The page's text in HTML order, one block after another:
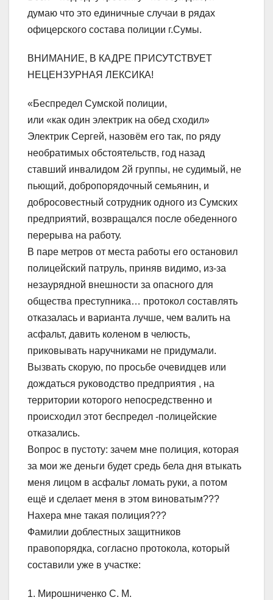
думаю что это единичные случаи в рядах
офицерского состава полиции г.Сумы.
ВНИМАНИЕ, В КАДРЕ ПРИСУТСТВУЕТ
НЕЦЕНЗУРНАЯ ЛЕКСИКА!
«Беспредел Сумской полиции,
или «как один электрик на обед сходил»
Электрик Сергей, назовём его так, по ряду
необратимых обстоятельств, год назад
ставший инвалидом 2й группы, не судимый, не
пьющий, добропорядочный семьянин, и
добросовестный сотрудник одного из Сумских
предприятий, возвращался после обеденного
перерыва на работу.
В паре метров от места работы его остановил
полицейский патруль, приняв видимо, из-за
незаурядной внешности за опасного для
общества преступника… протокол составлять
отказалась и варианта лучше, чем валить на
асфальт, давить коленом в челюсть,
приковывать наручниками не придумали.
Вызвать скорую, по просьбе очевидцев или
дождаться руководство предприятия , на
территории которого непосредственно и
происходил этот беспредел -полицейские
отказались.
Вопрос в пустоту: зачем мне полиция, которая
за мои же деньги будет средь бела дня втыкать
меня лицом в асфальт ломать руки, а потом
ещё и сделает меня в этом виноватым???
Нахера мне такая полиция???
Фамилии доблестных защитников
правопорядка, согласно протокола, который
составили уже в участке:
1. Мирошниченко С. М.